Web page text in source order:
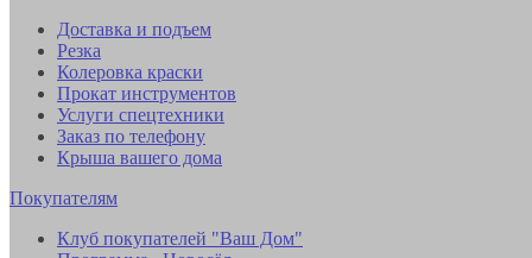
Доставка и подъем
Резка
Колеровка краски
Прокат инструментов
Услуги спецтехники
Заказ по телефону
Крыша вашего дома
Покупателям
Клуб покупателей "Ваш Дом"